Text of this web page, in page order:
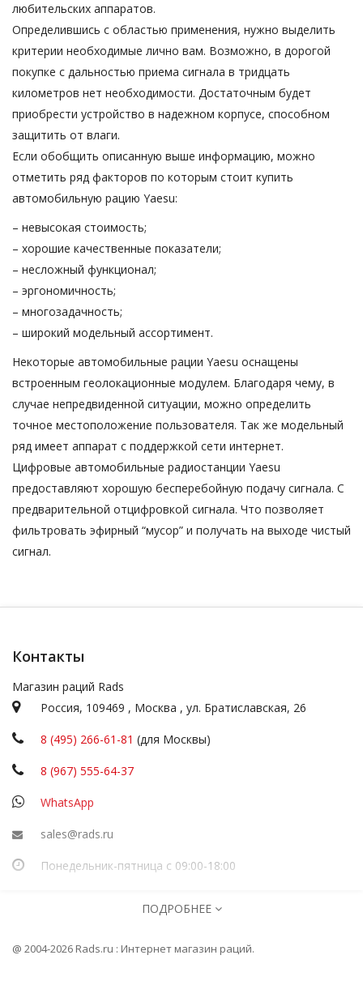
любительских аппаратов.
Определившись с областью применения, нужно выделить
критерии необходимые лично вам. Возможно, в дорогой
покупке с дальностью приема сигнала в тридцать
километров нет необходимости. Достаточным будет
приобрести устройство в надежном корпусе, способном
защитить от влаги.
Если обобщить описанную выше информацию, можно
отметить ряд факторов по которым стоит купить
автомобильную рацию Yaesu:
– невысокая стоимость;
– хорошие качественные показатели;
– несложный функционал;
– эргономичность;
– многозадачность;
– широкий модельный ассортимент.
Некоторые автомобильные рации Yaesu оснащены
встроенным геолокационные модулем. Благодаря чему, в
случае непредвиденной ситуации, можно определить
точное местоположение пользователя. Так же модельный
ряд имеет аппарат с поддержкой сети интернет.
Цифровые автомобильные радиостанции Yaesu
предоставляют хорошую бесперебойную подачу сигнала. С
предварительной отцифровкой сигнала. Что позволяет
фильтровать эфирный “мусор” и получать на выходе чистый
сигнал.
Контакты
Магазин раций Rads
Россия, 109469 , Москва , ул. Братиславская, 26
8 (495) 266-61-81 (для Москвы)
8 (967) 555-64-37
WhatsApp
sales@rads.ru
Понедельник-пятница с 09:00-18:00
316774600251277
Информация
ПОДРОБНЕЕ
@ 2004-2026 Rads.ru : Интернет магазин раций.